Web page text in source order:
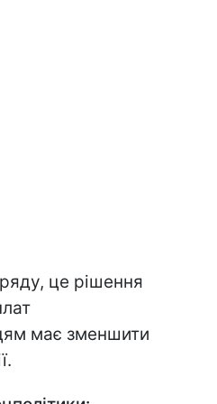
це рішення
має зменшити